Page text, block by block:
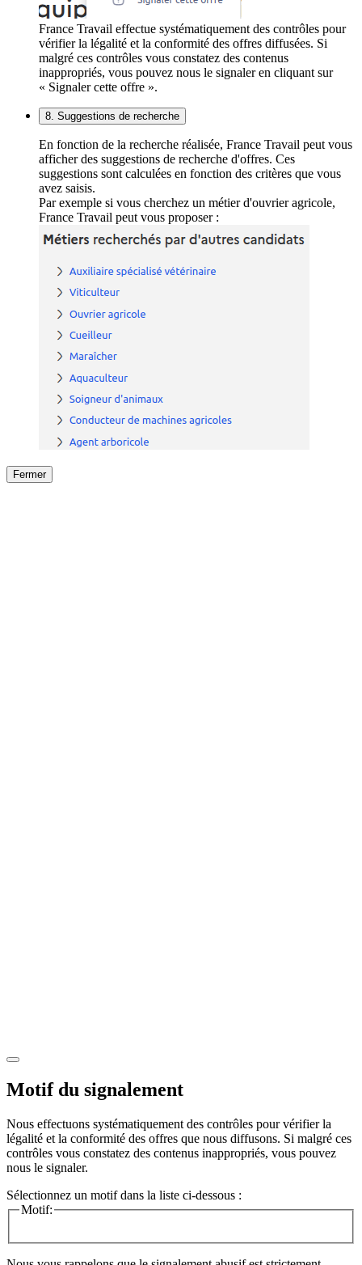
France Travail effectue systématiquement des contrôles pour
vérifier la légalité et la conformité des offres diffusées. Si
malgré ces contrôles vous constatez des contenus
inappropriés, vous pouvez nous le signaler en cliquant sur
« Signaler cette offre ».
8. Suggestions de recherche
En fonction de la recherche réalisée, France Travail peut vous
afficher des suggestions de recherche d'offres. Ces
suggestions sont calculées en fonction des critères que vous
avez saisis.
Par exemple si vous cherchez un métier d'ouvrier agricole,
France Travail peut vous proposer :
Fermer
Motif du signalement
Nous effectuons systématiquement des contrôles pour vérifier la
légalité et la conformité des offres que nous diffusons. Si malgré ces
contrôles vous constatez des contenus inappropriés, vous pouvez
nous le signaler.
Sélectionnez un motif dans la liste ci-dessous :
Motif: